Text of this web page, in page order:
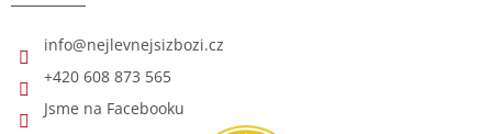
info@nejlevnejsizbozi.cz
+420 608 873 565
Jsme na Facebooku